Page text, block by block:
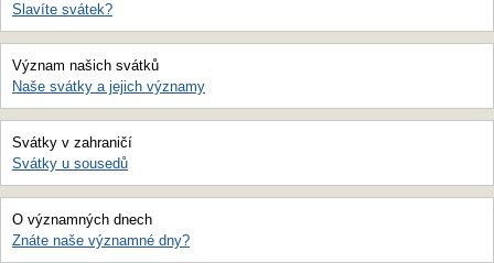
Slavíte svátek?
Význam našich svátků
Naše svátky a jejich významy
Svátky v zahraničí
Svátky u sousedů
O významných dnech
Znáte naše významné dny?